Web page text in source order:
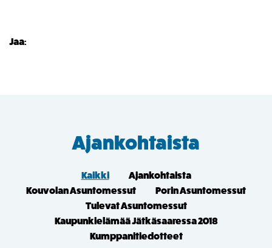
Jaa:
Ajankohtaista
Kaikki
Ajankohtaista
Kouvolan Asuntomessut
Porin Asuntomessut
Tulevat Asuntomessut
Kaupunkielämää Jätkäsaaressa 2018
Kumppanitiedotteet